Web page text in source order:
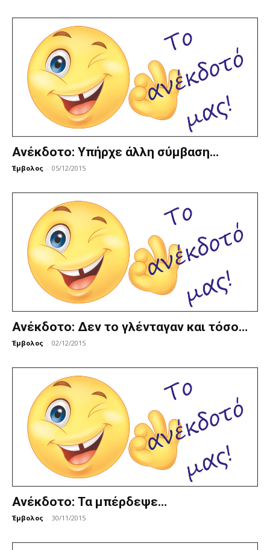
Ανέκδοτο: Υπήρχε άλλη σύμβαση…
Έμβολος - 05/12/2015
Ανέκδοτο: Δεν το γλένταγαν και τόσο…
Έμβολος - 02/12/2015
Ανέκδοτο: Τα μπέρδεψε…
Έμβολος - 30/11/2015